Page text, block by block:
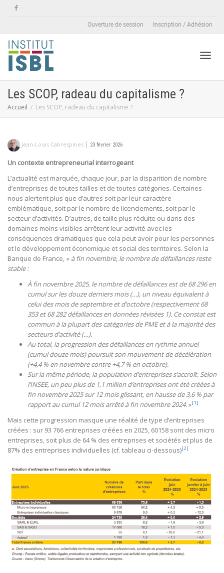
Ouverture de session Inscription / Adhésion
Les SCOP, radeau du capitalisme ?
Accueil Les SCOP, radeau du capitalisme ?
Jean-Louis Cabrespines | 23 février 2026
Un contexte entrepreneurial interrogeant
L’actualité est marquée, chaque jour, par la disparition de nombre
d’entreprises de toutes tailles et de toutes catégories. Certaines
nous alertent plus que d’autres soit par leur caractère
emblématique, soit par le nombre de licenciements, soit par le
secteur d’activités. D’autres, de taille plus réduite ou dans des
domaines moins visibles arrêtent leur activité avec les
conséquences dramatiques que cela peut avoir pour les personnes
et le développement économique et social des territoires. Selon la
Banque de France, « à fin novembre, le nombre dedéfaillances reste
stable :
À fin novembre 2025, le nombre de défaillances est de 68 296 en
cumul sur les douze derniers mois (…), un niveau équivalent à
celui des mois de septembre et d’octobre (respectivement 68
353 et 68 282 défaillances en données révisées 1). Ce constat est
commun à la plupart des catégories de PME et à la majorité des
secteurs d’activité (…).
Au total, la progression des défaillances en rythme annuel
(cumul douze mois) poursuit son mouvement de décélération
(+4,4 % en novembre contre +4,7 % en octobre).
Sur la même période, la population d’entreprises s’accroît. Selon
l’INSEE, un peu plus de 1,1 million d’entreprises ont été créées à
fin novembre 2025 sur 12 mois glissant, en hausse de 3,6 % par
rapport au cumul 12 mois arrêté à fin novembre 2024.»[1]
Mais cette progression masque une réalité de type d’entreprises
créées : sur 93 766 entreprises créées en 2025, 60158 sont des micro
entreprises, soit plus de 64 % des entreprises et sociétés et plus de
87% des entreprises individuelles (cf. tableau ci-dessous)[2]